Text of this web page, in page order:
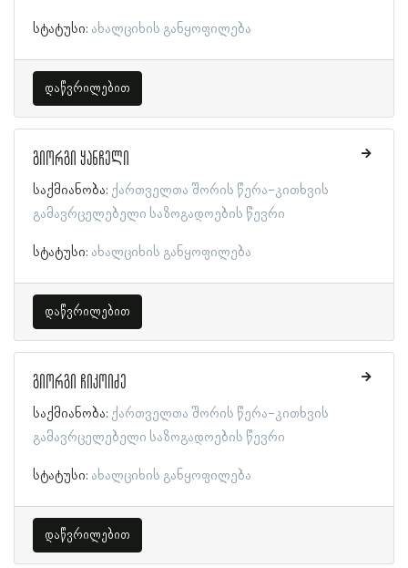
სტატუსი: ახალციხის განყოფილება
დაწვრილებით
გიორგი ყანჩელი
საქმიანობა: ქართველთა შორის წერა-კითხვის
გამავრცელებელი საზოგადოების წევრი
სტატუსი: ახალციხის განყოფილება
დაწვრილებით
გიორგი ჩიკოიძე
საქმიანობა: ქართველთა შორის წერა-კითხვის
გამავრცელებელი საზოგადოების წევრი
სტატუსი: ახალციხის განყოფილება
დაწვრილებით